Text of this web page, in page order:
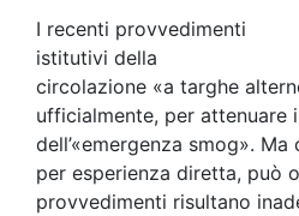
I recenti provvedimenti
istitutivi della
circolazione «a targhe
ufficialmente, per attenuare
dell’«emergenza smog».
per esperienza diretta, può
provvedimenti risultano